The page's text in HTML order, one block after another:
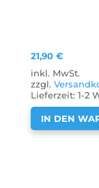
21,90€
inkl. MwSt.
zzgl.
Lieferzeit:1-2
IN DEN